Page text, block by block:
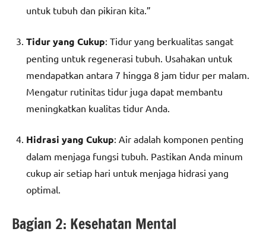
untuk tubuh dan pikiran kita.”
Tidur yang Cukup: Tidur yang berkualitas sangat
penting untuk regenerasi tubuh. Usahakan untuk
mendapatkan antara 7 hingga 8 jam tidur per malam.
Mengatur rutinitas tidur juga dapat membantu
meningkatkan kualitas tidur Anda.
Hidrasi yang Cukup: Air adalah komponen penting
dalam menjaga fungsi tubuh. Pastikan Anda minum
cukup air setiap hari untuk menjaga hidrasi yang
optimal.
Bagian 2: Kesehatan Mental